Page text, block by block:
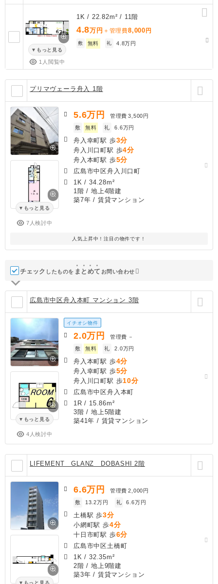
もっと見る
1人閲覧中
1K / 22.82m² / 11階
4.8万円 ＋管理費8,000 円
敷 無料 礼 4.8万円
プリマヴェーラ舟入 1階
もっと見る
7人検討中
5.6万円 管理費 3,500円
敷
無料 礼 6.6万円
舟入幸町駅 歩3分
舟入川口町駅 歩4分
舟入本町駅 歩5分
広島市中区舟入川口町
1K /34.28m²
1階 / 地上4階建
築7年 / 賃貸マンション
人気上昇中！注目の物件です！
チェック したものを ま と めて お問い合わせ
広島市中区舟入本町 マンション 3階
もっと見る
4人検討中
イチオシ物件
2.0万円 管理費 －
敷
無料 礼 2.0万円
舟入本町駅 歩4分
舟入幸町駅 歩5分
舟入川口町駅 歩10分
広島市中区舟入本町
1R / 15.86m²
3階 / 地上5階建
築41年 / 賃貸マンション
LIFEMENT GLANZ DOBASHI 2階
もっと見る
6.6万円 管理費 2,000円
敷
13.2万円 礼 6.6万円
土橋駅 歩3分
小網町駅 歩4分
十日市町駅 歩6分
広島市中区土橋町
1K /32.35m²
2階 / 地上9階建
築3年 / 賃貸マンション